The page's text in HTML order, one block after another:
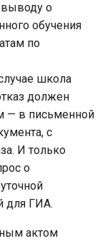
о
обучения
по
школа
должен
— в письменной
с
И только
о
для ГИА.
актом